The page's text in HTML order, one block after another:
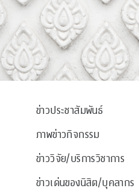
ข่าวประชาสัมพันธ์
ภาพข่าวกิจกรรม
ข่าววิจัย/บริการวิชาการ
ข่าวเด่นของนิสิต/บุคลากร